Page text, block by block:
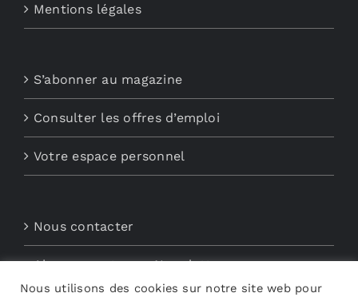
Mentions légales
S’abonner au magazine
Consulter les offres d’emploi
Votre espace personnel
Nous contacter
Abonnements aux Newsletters
Nous utilisons des cookies sur notre site web pour